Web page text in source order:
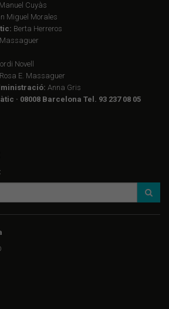
Manuel Cuyàs
Miguel Morales
Berta Herreros
Novell
Rosa E. Massaguer
Anna Gris
· 08008 Barcelona Tel. 93 237 08 05